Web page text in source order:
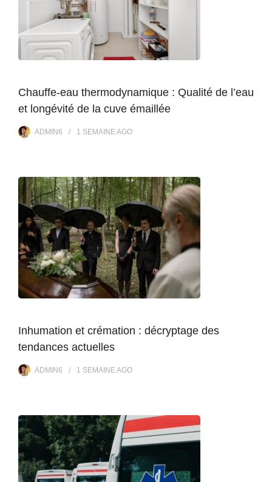
Chauffe-eau thermodynamique : Qualité de l’eau
et longévité de la cuve émaillée
ADMIN6 1 SEMAINE AGO
Inhumation et crémation : décryptage des
tendances actuelles
ADMIN6 1 SEMAINE AGO